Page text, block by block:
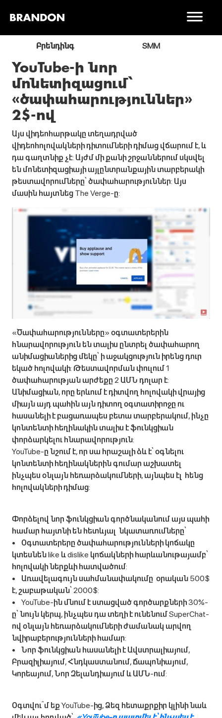
Բրենդինգ SMM
YouTube-ի նոր
մոնետիզացում՝
«ծափահարություններ»
2$-ով
Այս վիդեոհարթակը տեղադրված
վիդեոհոլովակների դիտումների դիմաց վճարում է, և
դա գաղտնիք չէ: Այժմ մի քանի շրջաններում սկսվել
են մոնետիզացիայի այլընտրանքային տարբերակի
թեստավորումները՝ ծափահարություններ: Այս
մասին հայտնեց The Verge-ը:
«Ծափահարությունները» օգտատերերին
հնարավորություն են տալիս ընտրել ծափահարող
անիմացիաներից մեկը՝ ի աջակցություն իրենց դուր
եկած հոլովակի: Թեստավորման փուլում 1
ծափահարության արժեքը 2 ԱՄՆ դոլար է:
Անիմացիան, որը երևում է դիտվող հոլովակի վրայից
միայն այդ պահին այն դիտող օգտատիրոջը ու
հասանելի է բացառապես բետա տարբերակում, ինչը
կոնտենտի հեղինակին տալիս է ֆունկցիան
փորձարկելու հնարավորություն:
YouTube-ը նշում է, որ սա հրաշալի ձև է՝ օգնելու
կոնտենտի հեղինակներին գումար աշխատել
ինչպես օնլայն հեռարձակումների, այնպես էլ հենց
հոլովակների դիմաց:
Փորձելով նոր ֆունկցիան գործնականում այս պահի
համար հայտնի են հետևյալ նկատառումները՝
• Օգտատերերը ծափահարությունների կոճակը
կտեսնեն like և dislike կոճակների հարևանութայամբ՝
հոլովակի ներքևի հատվածում:
• Առավելագույն սահմանափակումը օրական 500$
է, շաբաթական՝ 2000$:
• YouTube-ին մնում է ստացված գործարքների 30%-
ը՝ նույն կերպ, ինչպես դա տեղի է ունենում SuperChat-
ով օնլայն հեռարձակումների ժամանակ արվող
նվիրաբերությունների համար:
• Նոր ֆունկցիան հասանելի է Ավստրալիայում,
Բրազիլիայում, Հնդկաստանում, Ճապոնիայում,
Կորեայում, Նոր Զելանդիայում և ԱՄՆ-ում:
Օգտվու՞մ եք YouTube-ից, Ձեզ հետաքրքիր կլինի նաև